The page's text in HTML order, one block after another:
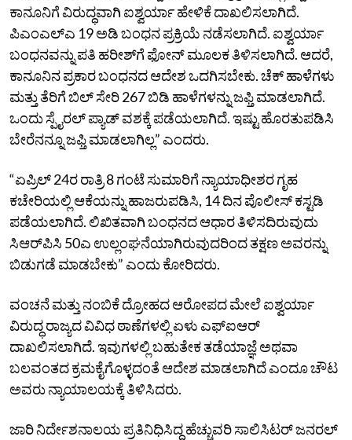
ಕಾನೂನಿಗೆ ವಿರುದ್ಧವಾಗಿ ಐಶ್ವರ್ಯಾ ಹೇಳಿಕೆ ದಾಖಲಿಸಲಾಗಿದೆ.
ಪಿಎಂಎಲ್‌ಎ 19 ಅಡಿ ಬಂಧನ ಪ್ರಕ್ರಿಯೆ ನಡೆಸಲಾಗಿದೆ. ಐಶ್ವರ್ಯಾ
ಬಂಧನವನ್ನು ಪತಿ ಹರೀಶ್‌ಗೆ ಫೋನ್‌ ಮೂಲಕ ತಿಳಿಸಲಾಗಿದೆ. ಆದರೆ,
ಕಾನೂನಿನ ಪ್ರಕಾರ ಬಂಧನದ ಆದೇಶ ಒದಗಿಸಬೇಕು. ಚೆಕ್‌ ಹಾಳೆಗಳು
ಮತ್ತು ತೆರಿಗೆ ಬಿಲ್‌ ಸೇರಿ 267 ಬಿಡಿ ಹಾಳೆಗಳನ್ನು ಜಫ್ತಿ ಮಾಡಲಾಗಿದೆ.
ಒಂದು ಸ್ಪೈರಲ್‌ ಪ್ಯಾಡ್‌ ವಶಕ್ಕೆ ಪಡೆಯಲಾಗಿದೆ. ಇಷ್ಟು ಹೊರತುಪಡಿಸಿ
ಬೇರೆನನ್ನೂ ಜಫ್ತಿ ಮಾಡಲಾಗಿಲ್ಲ” ಎಂದರು.
“ಏಪ್ರಿಲ್‌ 24ರ ರಾತ್ರಿ 8 ಗಂಟೆ ಸುಮಾರಿಗೆ ನ್ಯಾಯಾಧೀಶರ ಗೃಹ
ಕಚೇರಿಯಲ್ಲಿ ಆಕೆಯನ್ನು ಹಾಜರುಪಡಿಸಿ, 14 ದಿನ ಪೊಲೀಸ್‌ ಕಸ್ಟಡಿ
ಪಡೆಯಲಾಗಿದೆ. ಲಿಖಿತವಾಗಿ ಬಂಧನದ ಆಧಾರ ತಿಳಿಸದಿರುವುದು
ಸಿಆರ್‌ಪಿಸಿ 50ಎ ಉಲ್ಲಂಘನೆಯಾಗಿರುವುದರಿಂದ ತಕ್ಷಣ ಅವರನ್ನು
ಬಿಡುಗಡೆ ಮಾಡಬೇಕು” ಎಂದು ಕೋರಿದರು.
ವಂಚನೆ ಮತ್ತು ನಂಬಿಕೆ ದ್ರೋಹದ ಆರೋಪದ ಮೇಲೆ ಐಶ್ವರ್ಯಾ
ವಿರುದ್ಧ ರಾಜ್ಯದ ವಿವಿಧ ಠಾಣೆಗಳಲ್ಲಿ ಏಳು ಎಫ್‌ಐಆರ್‌
ದಾಖಲಿಸಲಾಗಿದೆ. ಇವುಗಳಲ್ಲಿ ಬಹುತೇಕ ತಡೆಯಾಜ್ಞೆ ಅಥವಾ
ಬಲವಂತದ ಕ್ರಮಕೈಗೊಳ್ಳದಂತೆ ಆದೇಶ ಮಾಡಲಾಗಿದೆ ಎಂದೂ ಚೌಟ
ಅವರು ನ್ಯಾಯಾಲಯಕ್ಕೆ ತಿಳಿಸಿದರು.
ಜಾರಿ ನಿರ್ದೇಶನಾಲಯ ಪ್ರತಿನಿಧಿಸಿದ್ದ ಹೆಚ್ಚುವರಿ ಸಾಲಿಸಿಟರ್‌ ಜನರಲ್‌